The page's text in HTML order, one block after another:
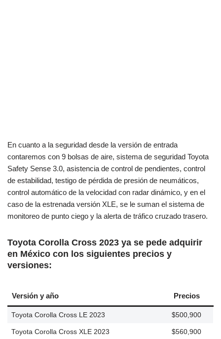
En cuanto a la seguridad desde la versión de entrada
contaremos con 9 bolsas de aire, sistema de seguridad Toyota
Safety Sense 3.0, asistencia de control de pendientes, control
de estabilidad, testigo de pérdida de presión de neumáticos,
control automático de la velocidad con radar dinámico, y en el
caso de la estrenada versión XLE, se le suman el sistema de
monitoreo de punto ciego y la alerta de tráfico cruzado trasero.
Toyota Corolla Cross 2023 ya se pede adquirir
en México con los siguientes precios y
versiones:
Versión y año Precios
Toyota Corolla Cross LE 2023 $500,900
Toyota Corolla Cross XLE 2023 $560,900